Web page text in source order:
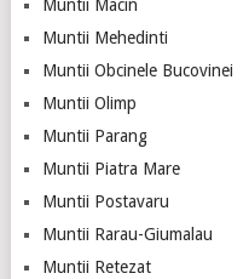
Muntii Macin
Muntii Mehedinti
Muntii Obcinele Bucovinei
Muntii Olimp
Muntii Parang
Muntii Piatra Mare
Muntii Postavaru
Muntii Rarau-Giumalau
Muntii Retezat